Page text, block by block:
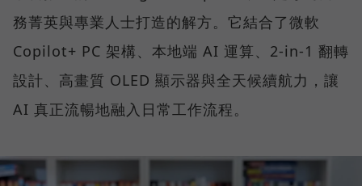
務菁英與專業人士打造的解方。它結合了微軟
Copilot+ PC 架構、本地端 AI 運算、2-in-1 翻轉
設計、高畫質 OLED 顯示器與全天候續航力，讓
AI 真正流暢地融入日常工作流程。